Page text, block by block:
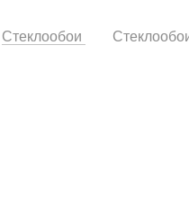
КОВРОВАЯ ПЛИТКА,
Стеклообои